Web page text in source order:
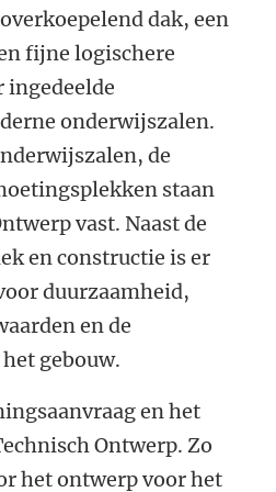
dak, een
fijne logischere
onderwijszalen.
de
staan
vast. Naast de
en constructie is er
duurzaamheid,
en de
gebouw.
en het
Ontwerp. Zo
het ontwerp voor het